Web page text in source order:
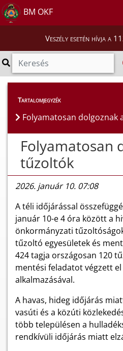
BM OKF
Veszély esetén hívja a
Híreink > Hírek
Tartalomjegyzék
Folyamatosan dolgoznak
Folyamatosan
tűzoltók
2026. január 10. 07:08
A téli időjárással
január 10-e 4 óra között a
önkormányzati
tűzoltó egyesületek és
424 tagja országosan 120
mentési feladatot végzett el
alkalmazásával.
A havas, hideg időjárás
vasúti és a közúti
több településen a
rendkívüli időjárás miatt